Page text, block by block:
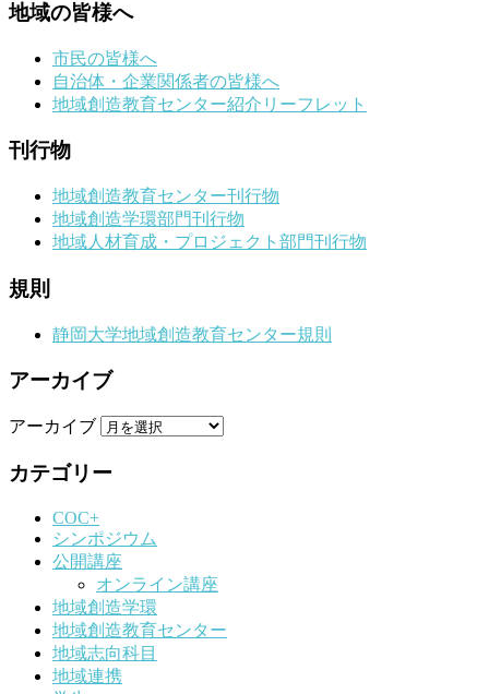
地域の皆様へ
市民の皆様へ
自治体・企業関係者の皆様へ
地域創造教育センター紹介リーフレット
刊行物
地域創造教育センター刊行物
地域創造学環部門刊行物
地域人材育成・プロジェクト部門刊行物
規則
静岡大学地域創造教育センター規則
アーカイブ
アーカイブ
カテゴリー
COC+
シンポジウム
公開講座
オンライン講座
地域創造学環
地域創造教育センター
地域志向科目
地域連携